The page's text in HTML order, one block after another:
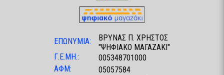
ΕΠΩΝΥΜΙΑ:
ΒΡΥΝΑΣ Π. ΧΡΗΣΤΟΣ
"ΨΗΦΙΑΚΟ ΜΑΓΑΖΑΚΙ"
Γ.Ε.ΜΗ.:
005348701000
ΑΦΜ:
05057584